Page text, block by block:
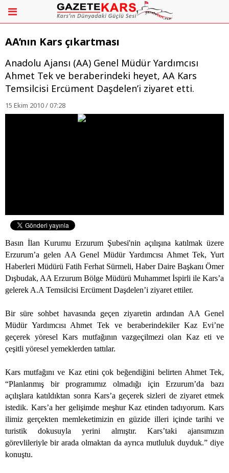
AA’nın Kars çıkartması
Anadolu Ajansı (AA) Genel Müdür Yardımcısı
Ahmet Tek ve beraberindeki heyet, AA Kars
Temsilcisi Ercüment Daşdelen’i ziyaret etti.
15 Ekim 2010 / 07:28
Basın İlan Kurumu Erzurum Şubesi'nin açılışına katılmak üzere
Erzurum’a gelen AA Genel Müdür Yardımcısı Ahmet Tek, Yurt
Haberleri Müdürü Fatih Ferhat Sürmeli, Haber Daire Başkanı Ömer
Dışbudak, AA Erzurum Bölge Müdürü Muhammet İspirli ile Kars’a
gelerek A.A Temsilcisi Ercüment Daşdelen’i ziyaret ettiler.
Bir süre sohbet havasında geçen ziyaretin ardından AA Genel
Müdür Yardımcısı Ahmet Tek ve beraberindekiler Kaz Evi’ne
geçerek yöresel Kars mutfağının vazgeçilmezi olan Kaz eti ve
çeşitli yöresel yemeklerden tattılar.
Kars mutfağını ve Kaz etini çok beğendiğini belirten Ahmet Tek,
“Planlanmış bir programımız olmadığı için Erzurum’da bazı
açılışlara katıldıktan sonra Kars’a geçerek sizleri de ziyaret etmek
istedik. Kars’a her gelişimde meşhur Kaz etinden tadıyorum. Kars
ilimiz gerçekten memleketimizin en güzide illeri içinde tarihi ve
turistik dokusuyla yerini almıştır. Kars’taki ajansımızın
görevlileriyle bir arada olmaktan da ayrıca mutluluk duyduk.” diye
konuştu.